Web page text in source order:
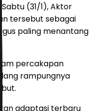
(31/1), Aktor
tersebut sebagai
paling menantang
percakapan
rampungnya
adaptasi terbaru